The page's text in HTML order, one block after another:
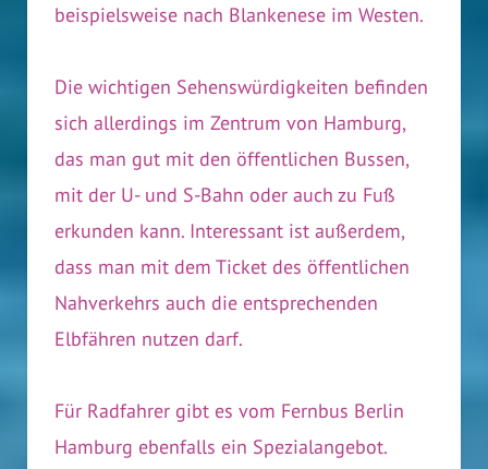
beispielsweise nach Blankenese im Westen.
Die wichtigen Sehenswürdigkeiten befinden
sich allerdings im Zentrum von Hamburg,
das man gut mit den öffentlichen Bussen,
mit der U- und S-Bahn oder auch zu Fuß
erkunden kann. Interessant ist außerdem,
dass man mit dem Ticket des öffentlichen
Nahverkehrs auch die entsprechenden
Elbfähren nutzen darf.
Für Radfahrer gibt es vom Fernbus Berlin
Hamburg ebenfalls ein Spezialangebot.